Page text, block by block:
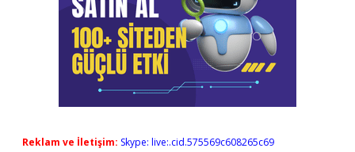
Reklam ve İletişim: Skype: live:.cid.575569c608265c69